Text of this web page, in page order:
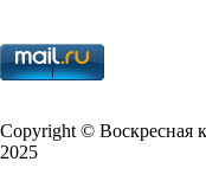
Copy­right © Воскресная
2025